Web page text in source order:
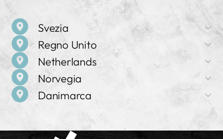
Svezia
Nome dell'azienda
NexBlue
Indirizzo
Birger Jarlsgatan 57 C, 113 56 Stoccolma, Svezia
Regno Unito
Nome dell'azienda
NexBlue
Indirizzo
Londra, Regno Unito
Vendite e assistenza
Netherlands
Nome dell'azienda
NexBlue
Frederiklaan 10e, 5616 NH, Eindhoven, Paesi Bassi
Norvegia
Nome dell'azienda
Indirizzo
Danimarca
Nome dell'azienda
NexBlue